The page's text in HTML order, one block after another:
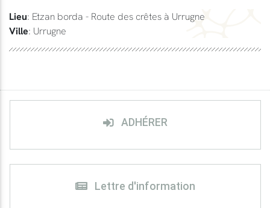
Lieu: Etzan borda - Route des crêtes à Urrugne
Ville: Urrugne
ADHÉRER
Lettre d'information